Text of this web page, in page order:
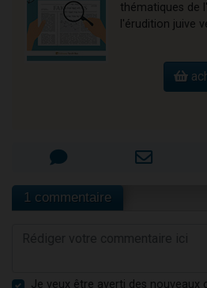
thématiques de
l'érudition juive
1 commentaire
Je veux être averti des nouveaux